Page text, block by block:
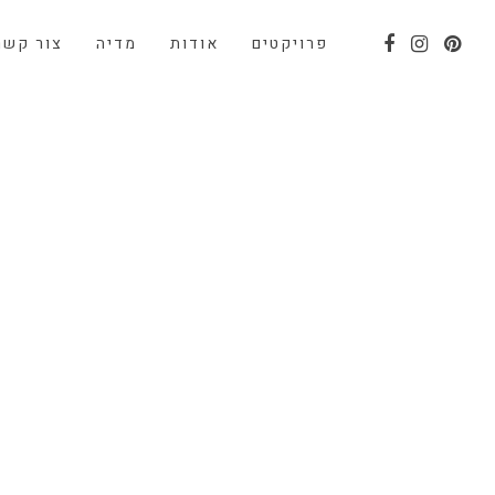
פרויקטים אודות מדיה צור